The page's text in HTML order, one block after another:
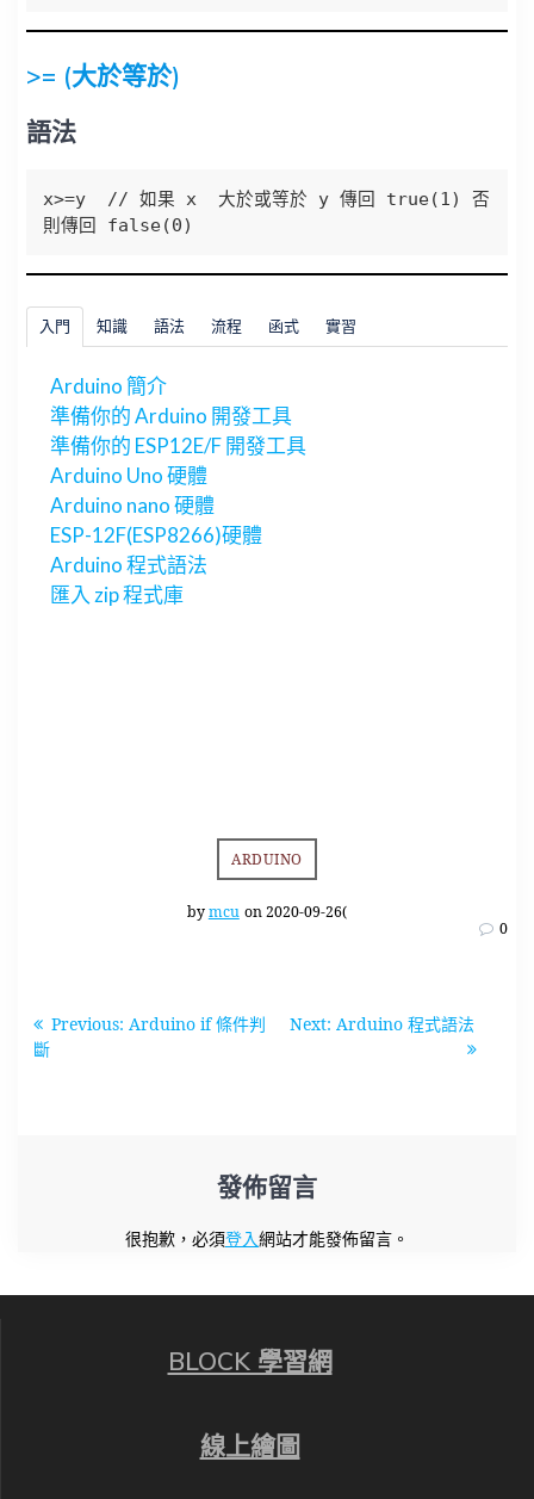
>= (大於等於)
語法
x>=y  // 如果 x  大於或等於 y 傳回 true(1) 否
則傳回 false(0)
入門 知識 語法 流程 函式 實習
Arduino 簡介
準備你的 Arduino 開發工具
準備你的 ESP12E/F 開發工具
Arduino Uno 硬體
Arduino nano 硬體
ESP-12F(ESP8266)硬體
Arduino 程式語法
匯入 zip 程式庫
ARDUINO
bymcu on 2020-09-26(
0
文
章
Previous: Previous
Arduino if 條件判
斷
Next: Next
Arduino 程式語法
發佈留言
很抱歉，必須登入網站才能發佈留言。
BLOCK 學習網
線上繪圖